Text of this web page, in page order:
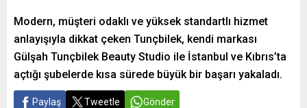
Modern, müşteri odaklı ve yüksek standartlı hizmet
anlayışıyla dikkat çeken Tunçbilek, kendi markası
Gülşah Tunçbilek Beauty Studio ile İstanbul ve Kıbrıs’ta
açtığı şubelerde kısa sürede büyük bir başarı yakaladı.
Paylaş Tweetle Gönder